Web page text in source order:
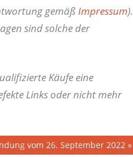
gemäß Impressum).
sind solche der
Käufe eine
Links oder nicht mehr
vom 26. September 2022